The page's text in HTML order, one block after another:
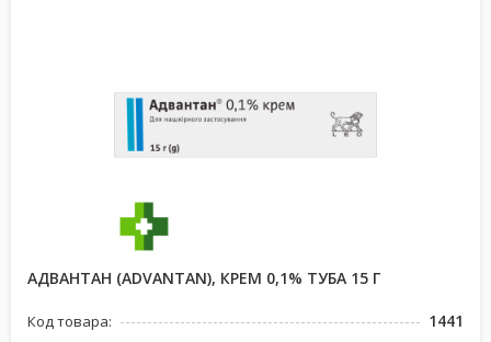
АДВАНТАН (ADVANTAN), КРЕМ 0,1% ТУБА 15 Г
Код товара: 1441